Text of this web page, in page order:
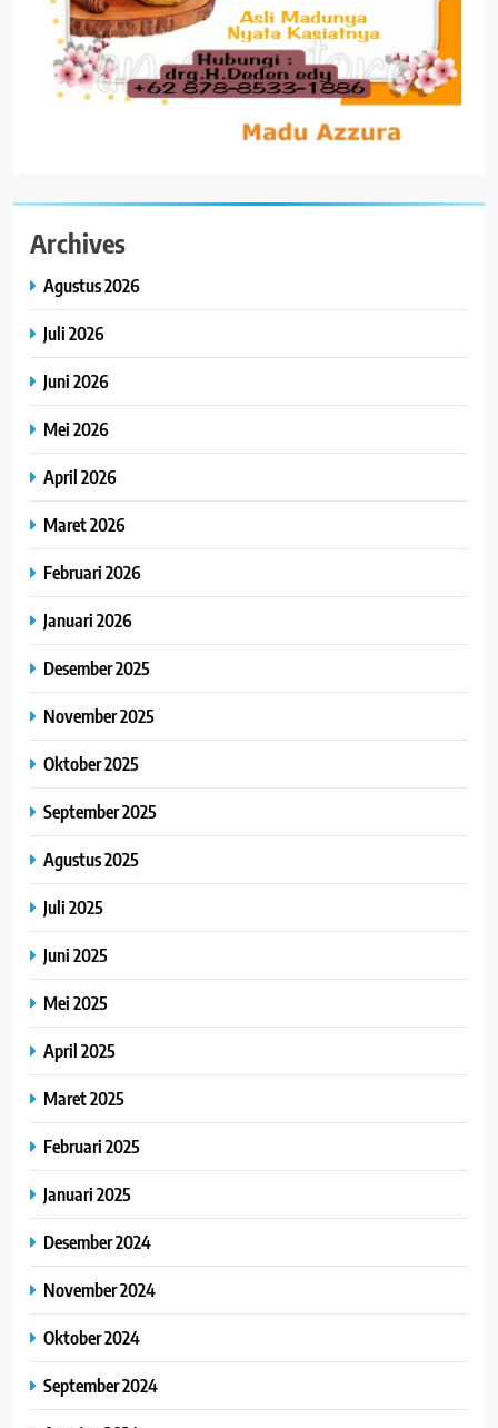
Archives
Agustus 2026
Juli 2026
Juni 2026
Mei 2026
April 2026
Maret 2026
Februari 2026
Januari 2026
Desember 2025
November 2025
Oktober 2025
September 2025
Agustus 2025
Juli 2025
Juni 2025
Mei 2025
April 2025
Maret 2025
Februari 2025
Januari 2025
Desember 2024
November 2024
Oktober 2024
September 2024